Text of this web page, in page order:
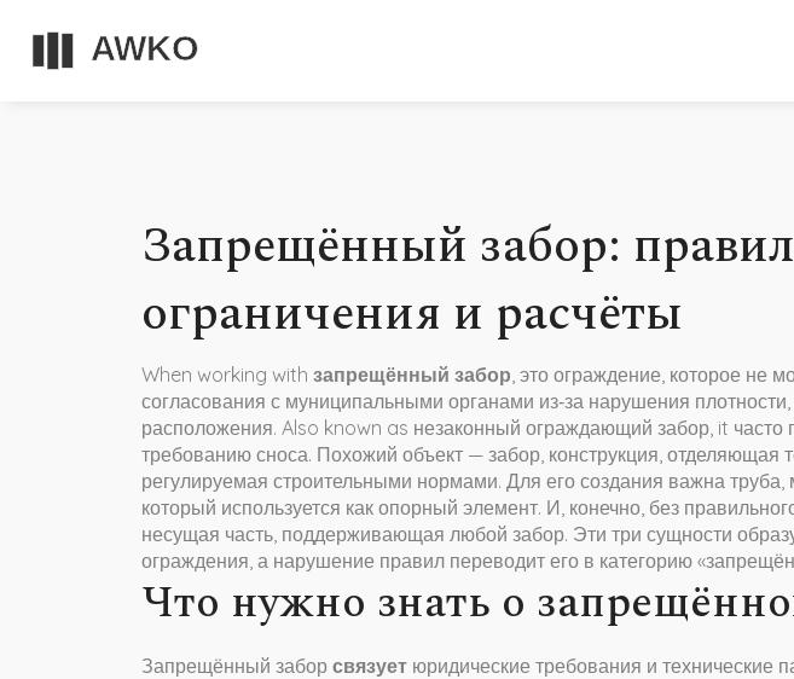
Запрещённый забор:
ограничения и расчёты
When working with запрещённый забор, это ограждение, которое не
согласования с муниципальными органами из‑за нарушения
расположения. Also known as незаконный ограждающий забор, it
требованию сноса. Похожий объект — забор, конструкция, отделяющая
регулируемая строительными нормами. Для его создания важна труба,
который используется как опорный элемент. И, конечно, без
несущая часть, поддерживающая любой забор. Эти три сущности
ограждения, а нарушение правил переводит его в категорию
Что нужно знать о
Запрещённый забор связует юридические требования и технические